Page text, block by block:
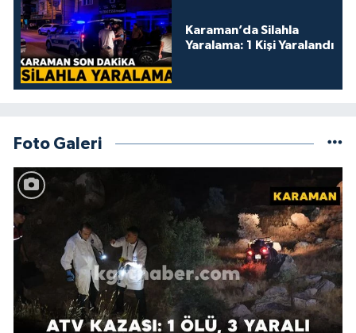
Karaman’da Silahla
Yaralama: 1 Kişi Yaralandı
Foto Galeri